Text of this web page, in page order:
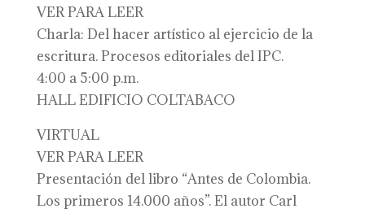
VER PARA LEER
Charla: Del hacer artístico al ejercicio de la
escritura. Procesos editoriales del IPC.
4:00 a 5:00 p.m.
HALL EDIFICIO COLTABACO
VIRTUAL
VER PARA LEER
Presentación del libro “Antes de Colombia.
Los primeros 14.000 años”. El autor Carl